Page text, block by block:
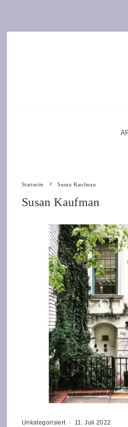
Startseite Susan Kaufman
Susan Kaufman
Unkategorisiert · 11. Juli 2022